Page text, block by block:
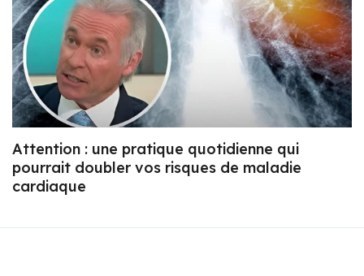
Attention : une pratique quotidienne qui
pourrait doubler vos risques de maladie
cardiaque